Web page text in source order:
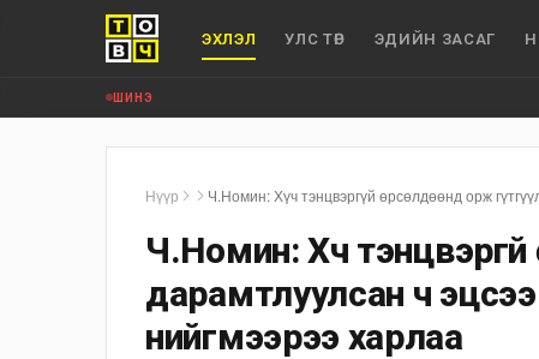
ЭХЛЭЛ УЛС ТӨР ЭДИЙН ЗАСАГ
ШИНЭ
Нүүр Ч.Номин: Хүч тэнцвэргүй өрсөлдөөнд орж
Ч.Номин: Хүч
дарамтлуулсан ч
нийгмээрээ харлаа